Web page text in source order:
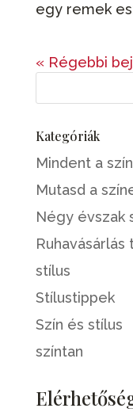
egy remek
« Régebbi
Kategóriák
Mindent a
Mutasd a
Négy évszak
Ruhavásárlás
stílus
Stílustippek
Szín és stílus
színtan